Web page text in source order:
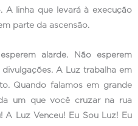
A linha que levará à execução
parte da ascensão.
alarde. Não esperem
A Luz trabalha em
Quando falamos em grande
um que você cruzar na rua
A Luz Venceu! Eu Sou Luz! Eu